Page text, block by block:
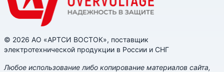
© 2026 АО «АРТСИ ВОСТОК», поставщик
электротехнической продукции в России и СНГ
Любое использование либо копирование материалов сайта,